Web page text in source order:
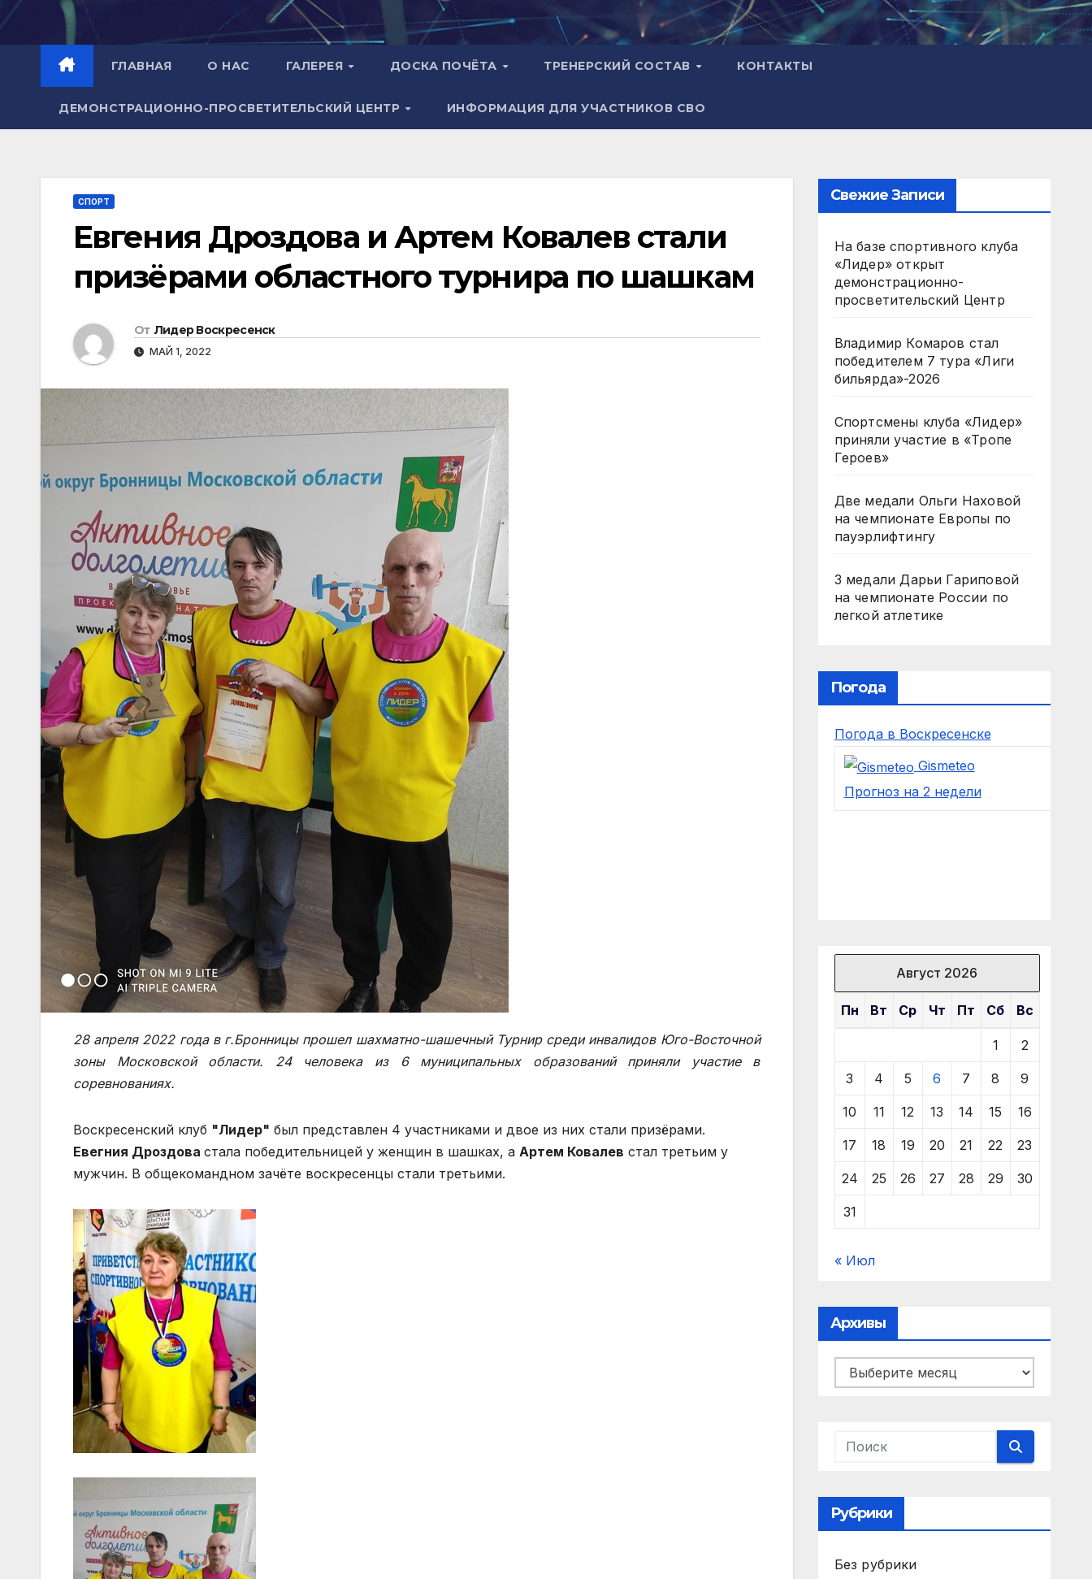
Перейти
содержимому
ГЛАВНАЯ О НАС ГАЛЕРЕЯ ДОСКА ПОЧЁТА ТРЕНЕРСКИЙ СОСТАВ КОНТАКТЫ
ДЕМОНСТРАЦИОННО-ПРОСВЕТИТЕЛЬСКИЙ ЦЕНТР ИНФОРМАЦИЯ ДЛЯ УЧАСТНИКОВ СВО
СПОРТ
Евгения Дроздова и Артем Ковалев стали
призёрами областного турнира по шашкам
От Лидер Воскресенск
МАЙ 1, 2022
28 апреля 2022 года в г.Бронницы прошел шахматно-шашечный Турнир среди инвалидов Юго-Восточной
зоны Московской области. 24 человека из 6 муниципальных образований приняли участие в
соревнованиях.
Воскресенский клуб "Лидер" был представлен 4 участниками и двое из них стали призёрами.
Евегния Дроздова стала победительницей у женщин в шашках, а Артем Ковалев стал третьим у
мужчин. В общекомандном зачёте воскресенцы стали третьими.
Свежие Записи
На базе спортивного клуба
«Лидер» открыт
демонстрационно-
просветительский Центр
Владимир Комаров стал
победителем 7 тура «Лиги
бильярда»-2026
Спортсмены клуба «Лидер»
приняли участие в «Тропе
Героев»
Две медали Ольги Наховой
на чемпионате Европы по
пауэрлифтингу
3 медали Дарьи Гариповой
на чемпионате России по
легкой атлетике
Погода
Погода в Воскресенске
Gismeteo
Прогноз на 2 недели
Август 2026
Пн Вт Ср Чт Пт Сб Вс
1 2
3 4 5 6 7 8 9
10 11 12 13 14 15 16
17 18 19 20 21 22 23
24 25 26 27 28 29 30
31
« Июл
Архивы
Архивы
Рубрики
Без рубрики